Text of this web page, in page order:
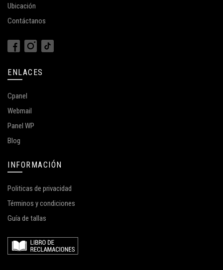
Ubicación
Contáctanos
ENLACES
Cpanel
Webmail
Panel WP
Blog
INFORMACIÓN
Politicas de privacidad
Términos y condiciones
Guía de tallas